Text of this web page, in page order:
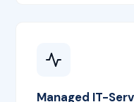
Managed IT-